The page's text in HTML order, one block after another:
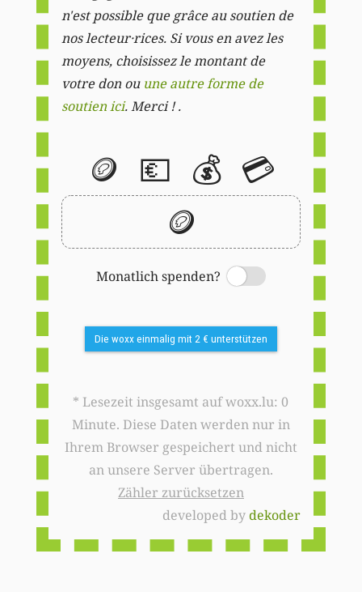
n'est possible que grâce au soutien de
nos lecteur·rices. Si vous en avez les
moyens, choisissez le montant de
votre don ou une autre forme de
soutien ici. Merci ! .
🪙 💶 💰 💳
🪙
Monatlich spenden?
Switch
Die woxx einmalig mit 2 € unterstützen
* Lesezeit insgesamt auf woxx.lu: 0
Minute. Diese Daten werden nur in
Ihrem Browser gespeichert und nicht
an unsere Server übertragen.
Zähler zurücksetzen
developed bydekoder